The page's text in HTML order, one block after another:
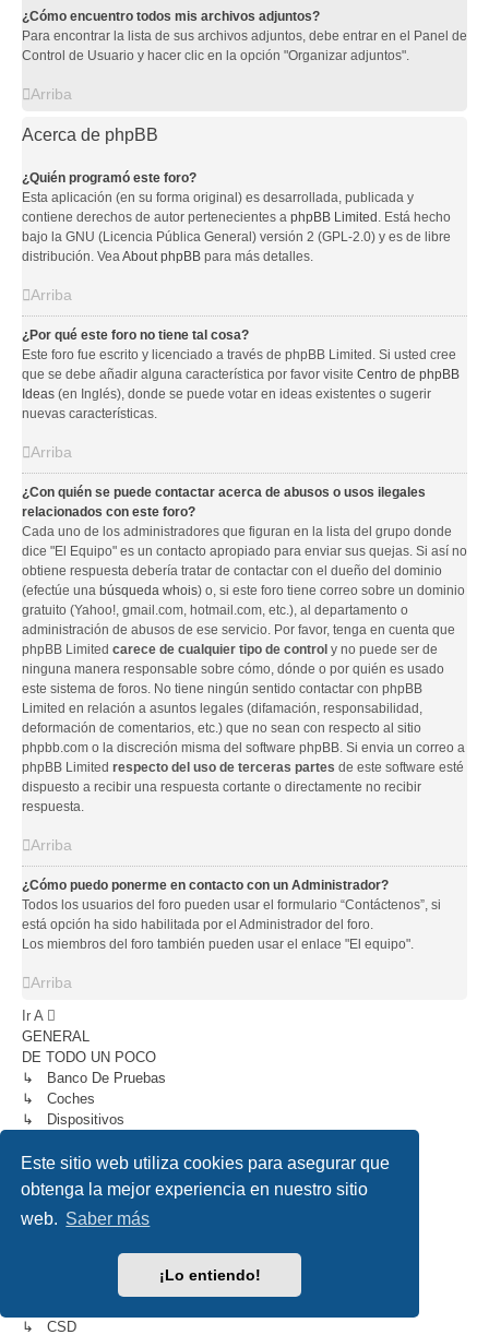
Este sitio web utiliza cookies para asegurar que
obtenga la mejor experiencia en nuestro sitio
web. Saber más
¡Lo entiendo!
¿Cómo encuentro todos mis archivos adjuntos?
Para encontrar la lista de sus archivos adjuntos, debe entrar en el Panel de
Control de Usuario y hacer clic en la opción "Organizar adjuntos".
Arriba
Acerca de phpBB
¿Quién programó este foro?
Esta aplicación (en su forma original) es desarrollada, publicada y
contiene derechos de autor pertenecientes a phpBB Limited . Está hecho
bajo la GNU (Licencia Pública General) versión 2 (GPL-2.0) y es de libre
distribución. VeaAbout phpBB para más detalles.
Arriba
¿Por qué este foro no tiene tal cosa?
Este foro fue escrito y licenciado a través de phpBB Limited. Si usted cree
que se debe añadir alguna característica por favor visite Centro de phpBB
Ideas (en Inglés), donde se puede votar en ideas existentes o sugerir
nuevas características.
Arriba
¿Con quién se puede contactar acerca de abusos o usos ilegales
relacionados con este foro?
Cada uno de los administradores que figuran en la lista del grupo donde
dice "El Equipo" es un contacto apropiado para enviar sus quejas. Si así no
obtiene respuesta debería tratar de contactar con el dueño del dominio
(efectúe una búsqueda whois) o, si este foro tiene correo sobre un dominio
gratuito (Yahoo!, gmail.com, hotmail.com, etc.), al departamento o
administración de abusos de ese servicio. Por favor, tenga en cuenta que
phpBB Limited carece de cualquier tipo de control y no puede ser de
ninguna manera responsable sobre cómo, dónde o por quién es usado
este sistema de foros. No tiene ningún sentido contactar con phpBB
Limited en relación a asuntos legales (difamación, responsabilidad,
deformación de comentarios, etc.) que no sean con respecto al sitio
phpbb.com o la discreción misma del software phpBB. Si envia un correo a
phpBB Limited respecto del uso de terceras partes de este software esté
dispuesto a recibir una respuesta cortante o directamente no recibir
respuesta.
Arriba
¿Cómo puedo ponerme en contacto con un Administrador?
Todos los usuarios del foro pueden usar el formulario “Contáctenos”, si
está opción ha sido habilitada por el Administrador del foro.
Los miembros del foro también pueden usar el enlace "El equipo".
Arriba
Ir A
GENERAL
DE TODO UN POCO
↳ Banco De Pruebas
↳ Coches
↳ Dispositivos
↳ Motores
↳ Software
↳ Chapa Y Pintura
↳ Clubs
↳ California Slot Speedway
↳ CSD